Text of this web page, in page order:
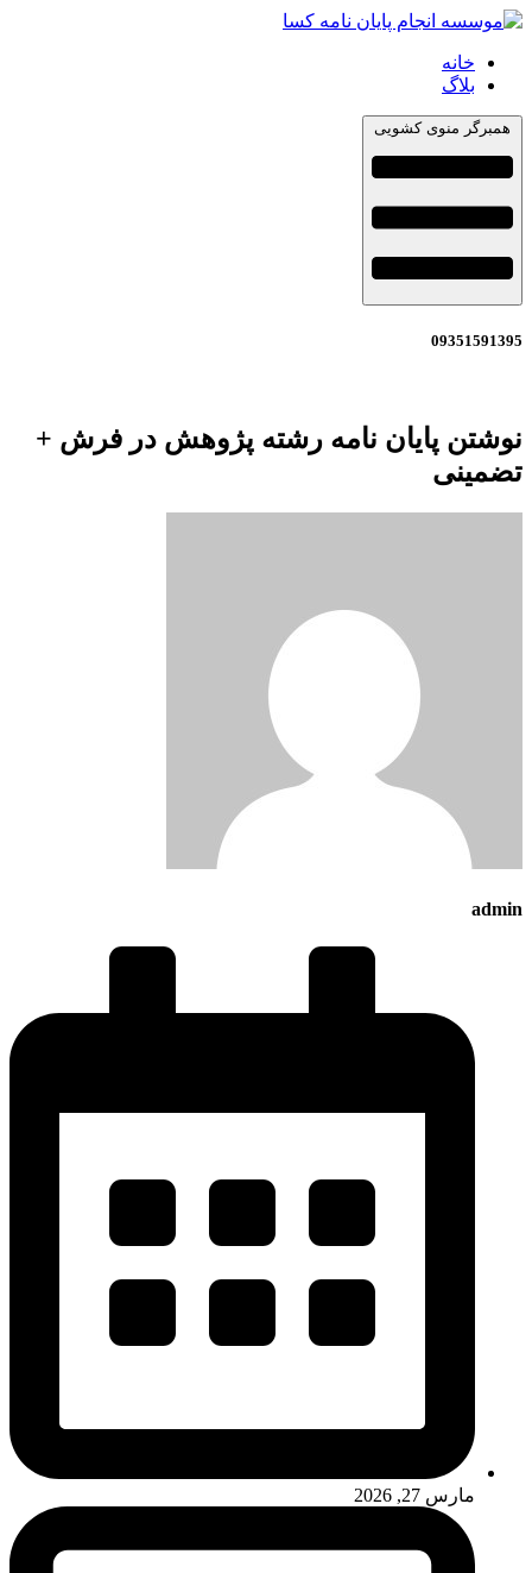
خانه
بلاگ
همبرگر منوی کشویی
09351591395
نوشتن پایان نامه رشته پژوهش در فرش +
تضمینی
admin
مارس 27, 2026